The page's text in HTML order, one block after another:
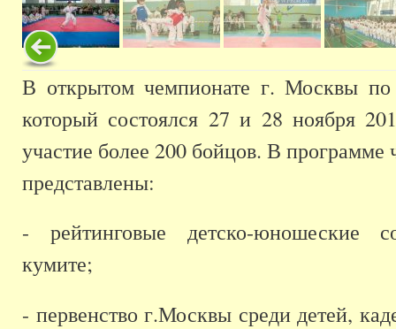
В открытом чемпионате г. Москвы по
который состоялся 27 и 28 ноября
участие более 200 бойцов. В
представлены:
- рейтинговые детско-юношеские
кумите;
- первенство г.Москвы среди детей,